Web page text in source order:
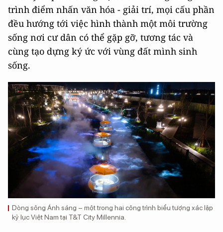
trình điểm nhấn văn hóa - giải trí, mọi cấu phần
đều hướng tới việc hình thành một môi trường
sống nơi cư dân có thể gặp gỡ, tương tác và
cùng tạo dựng ký ức với vùng đất mình sinh
sống.
Dòng sông Ánh sáng – một trong hai công trình biểu tượng xác lập
kỷ lục Việt Nam tại T&T City Millennia.